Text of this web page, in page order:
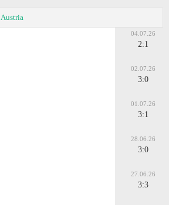
Austria
04.07.26
2:1
02.07.26
3:0
01.07.26
3:1
28.06.26
3:0
27.06.26
3:3